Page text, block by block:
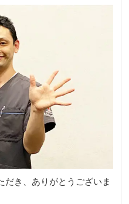
だき、ありがとうございま